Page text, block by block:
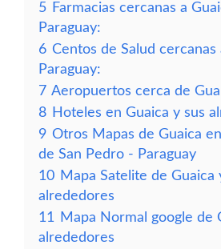
5 Farmacias cercanas a
Paraguay:
6 Centos de Salud cercanas
Paraguay:
7 Aeropuertos cerca de
8 Hoteles en Guaica y sus
9 Otros Mapas de Guaica
de San Pedro - Paraguay
10 Mapa Satelite de Guaica
alrededores
11
Mapa Normal google de
alrededores